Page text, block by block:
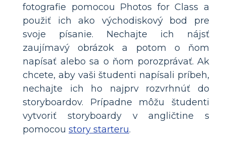
fotografie pomocou Photos for Class a
použiť ich ako východiskový bod pre
svoje písanie. Nechajte ich nájsť
zaujímavý obrázok a potom o ňom
napísať alebo sa o ňom porozprávať. Ak
chcete, aby vaši študenti napísali príbeh,
nechajte ich ho najprv rozvrhnúť do
storyboardov. Prípadne môžu študenti
vytvoriť storyboardy v angličtine s
pomocou story starteru.